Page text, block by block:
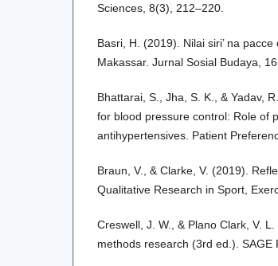
Sciences, 8(3), 212–220.
Basri, H. (2019). Nilai siri’ na
Makassar. Jurnal Sosial Budaya,
Bhattarai, S., Jha, S. K., & Yadav,
for blood pressure control: Role of
antihypertensives. Patient
Braun, V., & Clarke, V. (2019).
Qualitative Research in Sport,
Creswell, J. W., & Plano Clark, V.
methods research (3rd ed.). SAGE